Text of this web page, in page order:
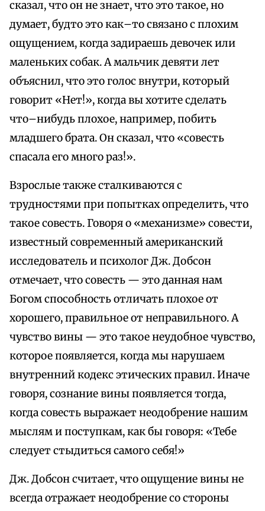
сказал, что он не знает, что это такое, но
думает, будто это как–то связано с плохим
ощущением, когда задираешь девочек или
маленьких собак. А мальчик девяти лет
объяснил, что это голос внутри, который
говорит «Нет!», когда вы хотите сделать
что–нибудь плохое, например, побить
младшего брата. Он сказал, что «совесть
спасала его много раз!».
Взрослые также сталкиваются с
трудностями при попытках определить, что
такое совесть. Говоря о «механизме» совести,
известный современный американский
исследователь и психолог Дж. Добсон
отмечает, что совесть — это данная нам
Богом способность отличать плохое от
хорошего, правильное от неправильного. А
чувство вины — это такое неудобное чувство,
которое появляется, когда мы нарушаем
внутренний кодекс этических правил. Иначе
говоря, сознание вины появляется тогда,
когда совесть выражает неодобрение нашим
мыслям и поступкам, как бы говоря: «Тебе
следует стыдиться самого себя!»
Дж. Добсон считает, что ощущение вины не
всегда отражает неодобрение со стороны